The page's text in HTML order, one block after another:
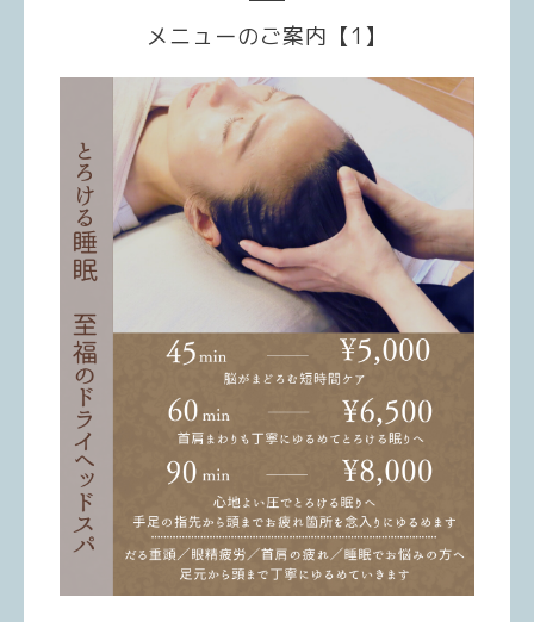
メニューのご案内【1】